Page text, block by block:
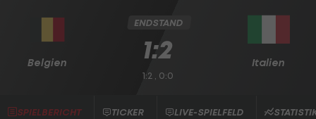
Belgien Italien
ENDSTAND
1:2
1:2 , 0:0
SPIELBERICHT TICKER LIVE-SPIELFELD